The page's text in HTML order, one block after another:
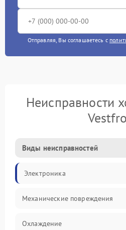
Отправляя, Вы соглашаетесь с
Неисправности
Виды неисправностей
Электроника
Механические повреждения
Охлаждение